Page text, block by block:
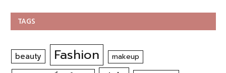
TAGS
beauty Fashion makeup